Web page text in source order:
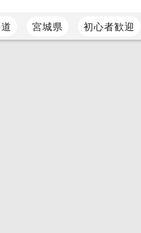
宮城県 初心者歓迎